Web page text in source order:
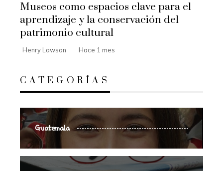
Museos como espacios clave para el
aprendizaje y la conservación del
patrimonio cultural
Henry Lawson Hace 1 mes
CATEGORÍAS
Guatemala